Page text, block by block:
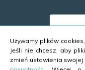
Używamy plików
Jeśli nie chcesz, aby
zmień ustawienia